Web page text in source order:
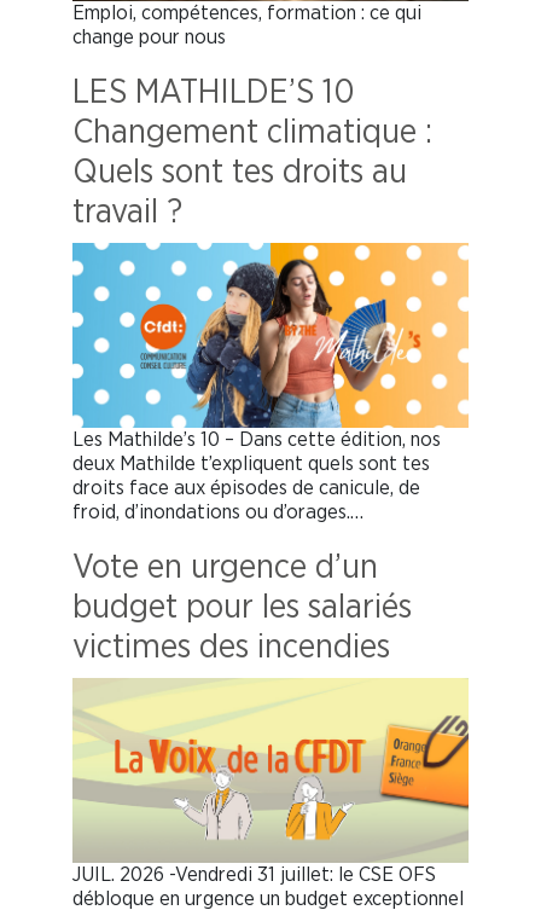
Emploi, compétences, formation : ce qui
change pour nous
LES MATHILDE’S 10
Changement climatique :
Quels sont tes droits au
travail ?
Les Mathilde’s 10 – Dans cette édition, nos
deux Mathilde t’expliquent quels sont tes
droits face aux épisodes de canicule, de
froid, d’inondations ou d’orages.…
Vote en urgence d’un
budget pour les salariés
victimes des incendies
JUIL. 2026 -Vendredi 31 juillet: le CSE OFS
débloque en urgence un budget exceptionnel